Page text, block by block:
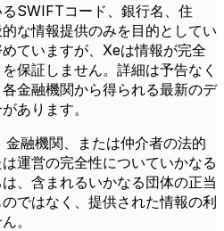
SWIFTコード、銀行名、住
な情報提供のみを目的としてい
ていますが、Xeは情報が完全
保証しません。詳細は予告なく
金融機関から得られる最新のデ
あります。
融機関、または仲介者の法的
運営の完全性についていかなる
、含まれるいかなる団体の正当
ではなく、提供された情報の利
。